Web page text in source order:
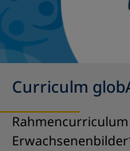
Curriculm